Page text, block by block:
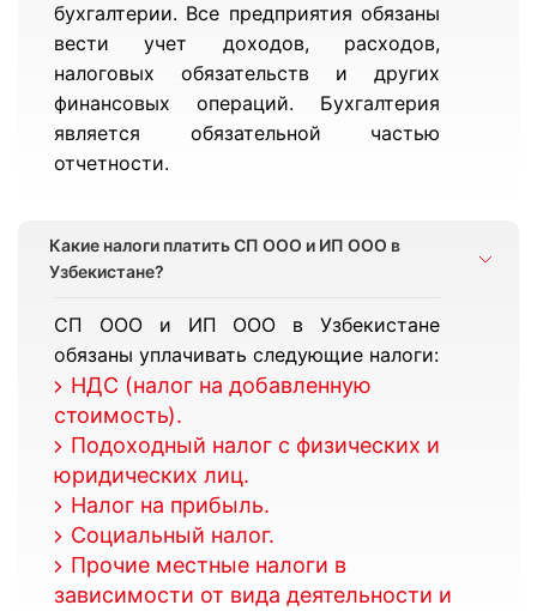
бухгалтерии. Все предприятия обязаны
вести учет доходов, расходов,
налоговых обязательств и других
финансовых операций. Бухгалтерия
является обязательной частью
отчетности.
Какие налоги платить СП ООО и ИП ООО в
Узбекистане?
СП ООО и ИП ООО в Узбекистане
обязаны уплачивать следующие налоги:
НДС (налог на добавленную
стоимость).
Подоходный налог с физических и
юридических лиц.
Налог на прибыль.
Социальный налог.
Прочие местные налоги в
зависимости от вида деятельности и